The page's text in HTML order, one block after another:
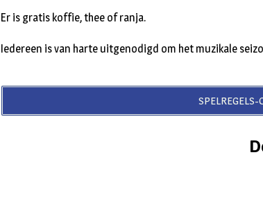
Er is gratis koffie, thee of ranja.
Iedereen is van harte uitgenodigd om het muzikale
SPELREGELS-